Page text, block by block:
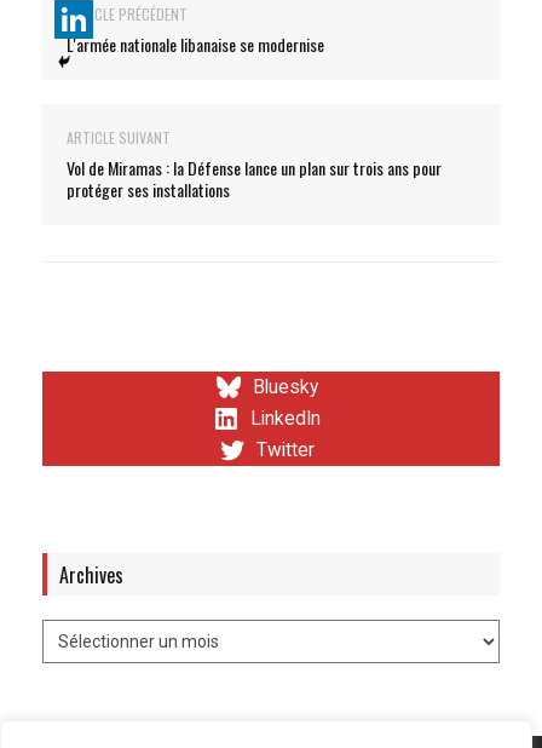
ARTICLE PRÉCÉDENT
L'armée nationale libanaise se modernise
ARTICLE SUIVANT
Vol de Miramas : la Défense lance un plan sur trois ans pour
protéger ses installations
Bluesky
LinkedIn
Twitter
Archives